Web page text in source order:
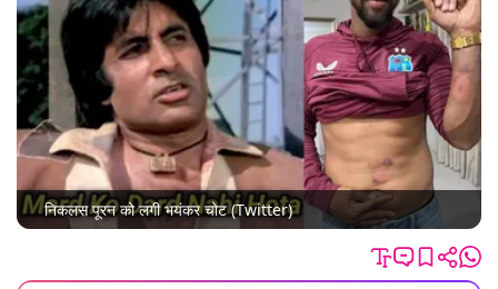
निकलस पूरन को लगी भयंकर चोट (Twitter)